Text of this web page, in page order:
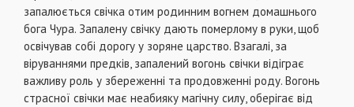
запалюється свічка отим родинним вогнем домашнього
бога Чура. Запалену свічку дають померлому в руки, щоб
освічував собі дорогу у зоряне царство. Взагалі, за
віруваннями предків, запалений вогонь свічки відіграє
важливу роль у збереженні та продовженні роду. Вогонь
страсної свічки має неабияку магічну силу, оберігає від